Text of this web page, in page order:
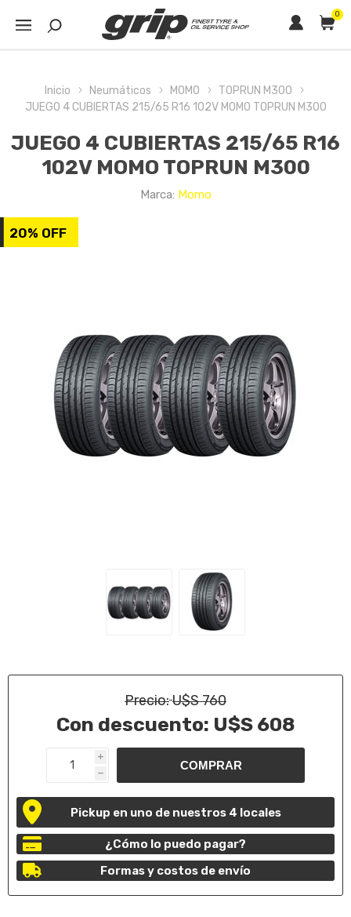
0
Inicio Neumáticos MOMO
TOPRUN M300
JUEGO 4 CUBIERTAS 215/65 R16 102V MOMO TOPRUN M300
JUEGO 4 CUBIERTAS 215/65 R16
102V MOMO TOPRUN M300
Marca: Momo
20% OFF
Precio:U$S 760
Con descuento: U$S 608
i
h
Pickup en uno de nuestros 4 locales
¿Cómo lo puedo pagar?
Formas y costos de envío